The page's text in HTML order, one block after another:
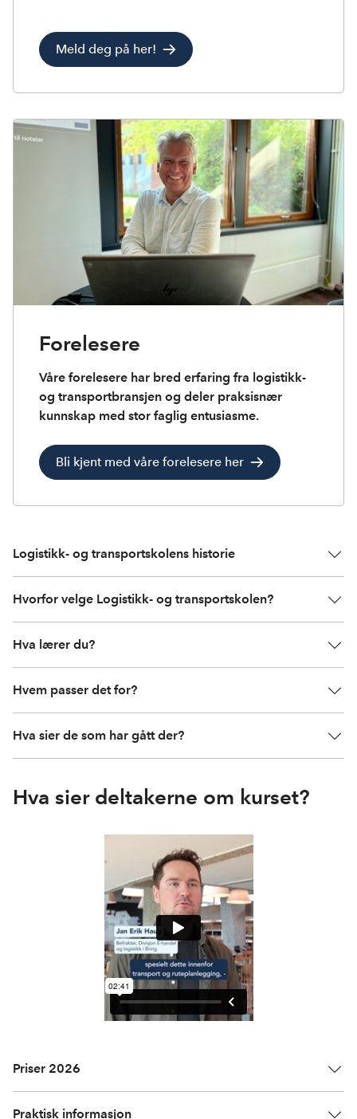
Meld deg på her!
Forelesere
Våre forelesere har bred erfaring fra logistikk-
og transportbransjen og deler praksisnær
kunnskap med stor faglig entusiasme.
Bli kjent med våre forelesere her
Logistikk- og transportskolens historie
Hvorfor velge Logistikk- og transportskolen?
Hva lærer du?
Hvem passer det for?
Hva sier de som har gått der?
Hva sier deltakerne om kurset?
Priser 2026
Praktisk informasjon